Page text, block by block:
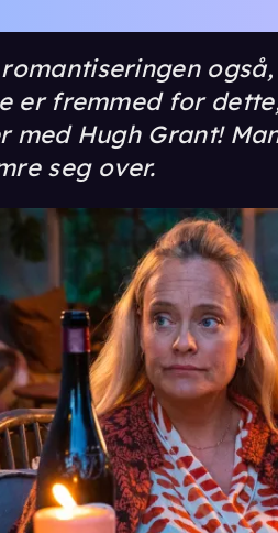
er fremmed for
med Hugh Grant!
seg over.